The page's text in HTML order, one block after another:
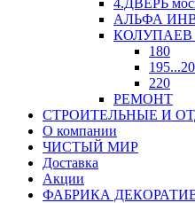
АЛЬФА
КОЛУПАЕВ
180
220
РЕМОНТ
СТРОИТЕЛЬНЫЕ И
О компании
ЧИСТЫЙ МИР
Доставка
Акции
ФАБРИКА